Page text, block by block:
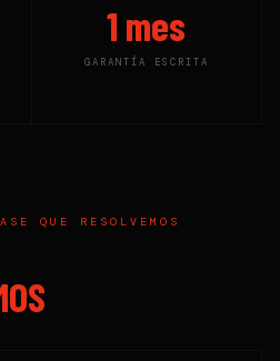
1 mes
GARANTÍA ESCRITA
QUE RESOLVEMOS